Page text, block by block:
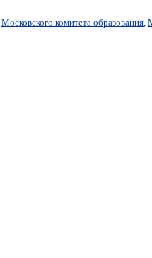
Московского комитета образования,